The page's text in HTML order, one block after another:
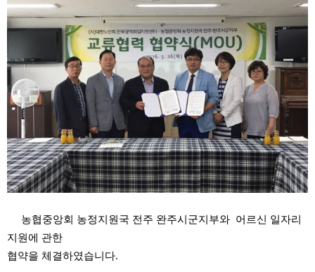
농협중앙회 농정지원국 전주 완주시군지부와 어르신 일자리
지원에 관한
협약을 체결하였습니다.